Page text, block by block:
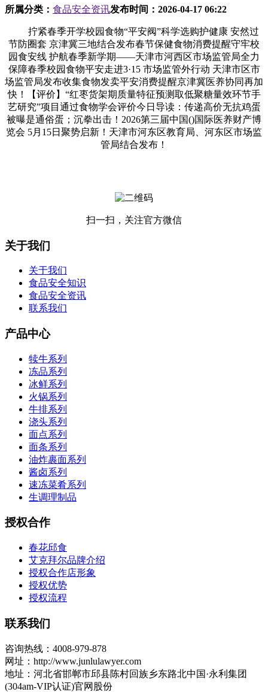
所属分类： 食品安全资讯发布时间： 2026-04-17 06:22
拧紧春季开学校园食物“平安阀”科学选购护健康 安然过
节防圈套 京津冀三地结合发布春节保健食物消费提醒守牢校
园食安线 护航春季新学期——天津市河西区市场监管局全力
保障春季校园食物平安走进3·15 市场监管外行动 天津市区市
场监管局发布收集食物发卖平安消费提醒京津冀医养协同再加
快！【评价】“红枣货架期质量特征预测取低聚糖量效环节手
艺研究”项目通过食物学会评价今日导读：传递高价无抗鸡蛋
被曝是通俗蛋；沉拳出击！2026第三届中国()国际医养财产博
览会 5月15日聚势启新！天津市河东区教育局、河东区市场监
管局结合发布！
扫一扫，关注官方微信
关于我们
关于我们
食品安全知识
食品安全资讯
联系我们
产品中心
犊牛系列
冻品系列
冰鲜系列
火锅系列
牛排系列
浇头系列
面点系列
面条系列
油炸裹面系列
酱卤系列
速冻菜肴系列
生调理制品
授权合作
春花邱食
艾克拜尔品牌介绍
授权合作店形象
授权优势
授权流程
联系我们
咨询热线：4008-979-878
网址：http://www.junlulawyer.com
地址：河北省邯郸市邱县陈村回族乡东路北中国·永利集团
(304am-VIP认证)官网股份